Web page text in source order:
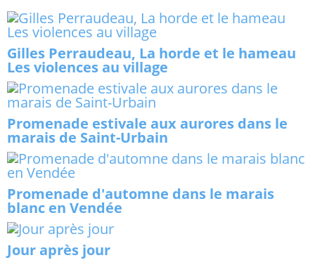
Gilles Perraudeau, La horde et le hameau
Les violences au village
Promenade estivale aux aurores dans le
marais de Saint-Urbain
Promenade d'automne dans le marais
blanc en Vendée
Jour après jour